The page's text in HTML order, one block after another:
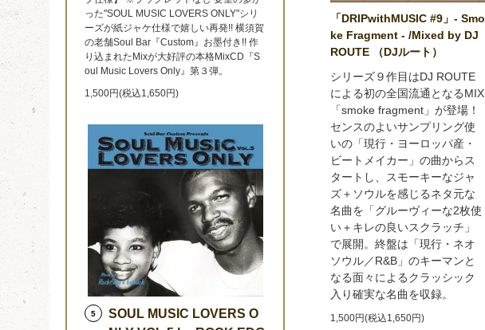
「DRIPwithMUSIC #9」- Smo
ke Fragment - /Mixed by DJ
ROUTE （DJルート）
シリーズ９作目はDJ ROUTE
による初の全国流通となるMIX
「smoke fragment」が登場！
センスのよいサンプリング使
いの「現行・ヨーロッパ産・
ビートメイカー」の曲からス
タートし、スモーキーなジャ
ズ＋ソウルを感じるネタ元な
名曲を「グルーヴィーな2枚使
い＋キレの良いスクラッチ」
で展開。終盤は「現行・ネオ
ソウル／R&B」のキーマンと
なる面々によるクラッシック
入り確実な名曲を収録。
1,500円(税込1,650円)
った"SOUL MUSIC LOVERS ONLY"シリ
ーズが紙ジャケ仕様で嬉しい再発!! 横須賀
の老舗Soul Bar『Custom』お墨付き!! 作
り込まれたMixが大好評の本格MixCD『S
oul Music Lovers Only』第３弾。
1,500円(税込1,650円)
5
SOUL MUSIC LOVERS O